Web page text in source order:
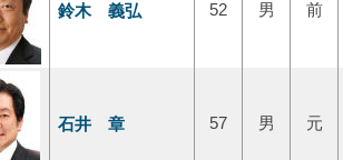
鈴木 義弘 52 男 前
石井 章 57 男 元